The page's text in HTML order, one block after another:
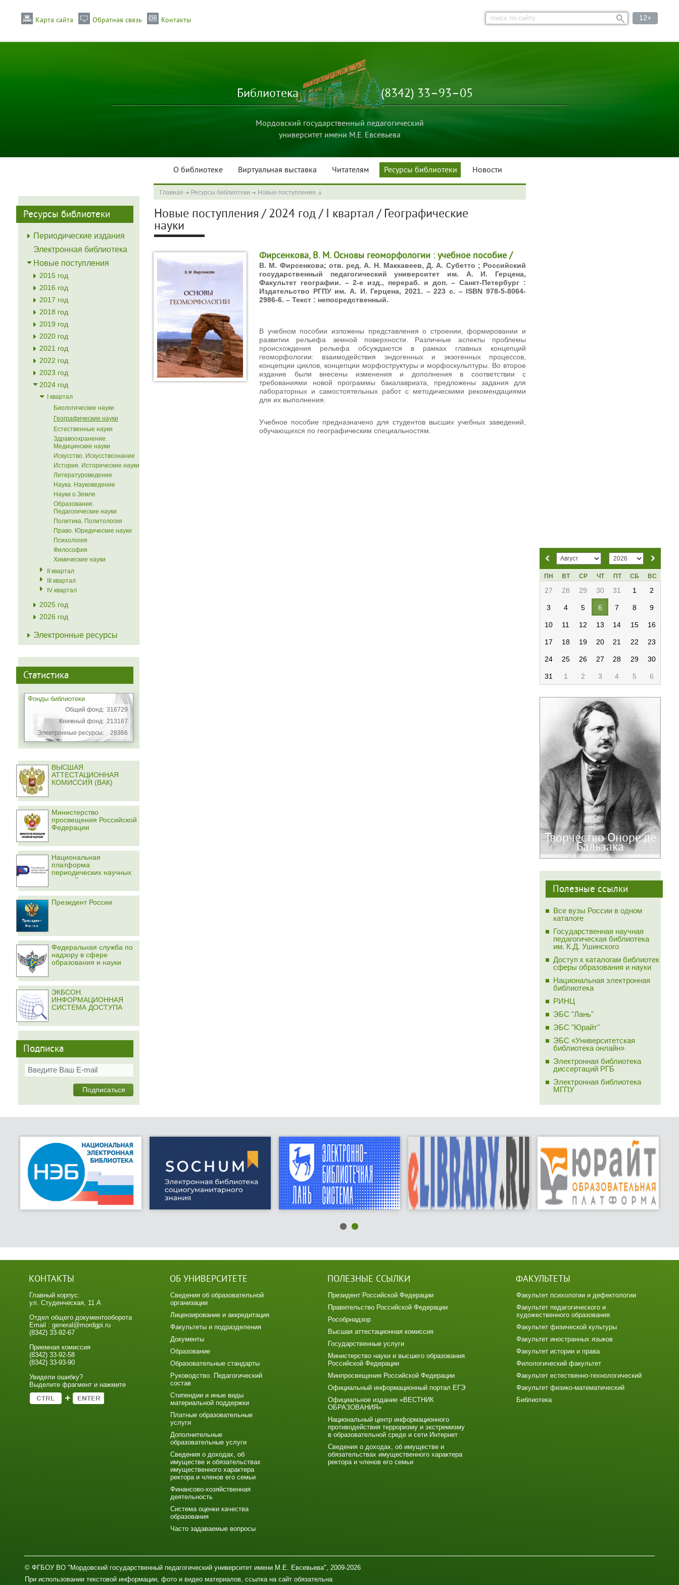
Карта сайта Обратная связь Контакты 12+
Библиотека (8342) 33–93–05
Мордовский государственный педагогический
университет имени М.Е. Евсевьева
О библиотеке Виртуальная выставка Читателям Ресурсы библиотеки Новости
Ресурсы библиотеки
Периодические издания
Электронная библиотека
Новые поступления
2015 год
2016 год
2017 год
2018 год
2019 год
2020 год
2021 год
2022 год
2023 год
2024 год
I квартал
Биологические науки
Географические науки
Естественные науки
Здравоохранение.
Медицинские науки
Искусство. Искусствознание
История. Исторические науки
Литературоведение
Наука. Науковедение
Науки о Земле
Образование.
Педагогические науки
Политика. Политология
Право. Юридические науки
Психология
Философия
Химические науки
II квартал
III квартал
IV квартал
2025 год
2026 год
Электронные ресурсы
Статистика
Фонды библиотеки
Общий фонд: 316729
Книжный фонд: 213187
Электронные ресурсы:
28366
ВЫСШАЯ
АТТЕСТАЦИОННАЯ
КОМИССИЯ (ВАК)
Министерство
просвещения Российской
Федерации
Национальная
платформа
периодических научных
изданий
Президент России
Федеральная служба по
надзору в сфере
образования и науки
ЭКБСОН.
ИНФОРМАЦИОННАЯ
СИСТЕМА ДОСТУПА
Подписка
Главная Ресурсы библиотеки Новые поступления
Новые поступления / 2024 год / I квартал / Географические
науки
Фирсенкова, В. М. Основы геоморфологии : учебное пособие /
В. М. Фирсенкова; отв. ред. А. Н. Маккавеев, Д. А. Субетто ; Российский
государственный педагогический университет им. А. И. Герцена,
Факультет географии. – 2-е изд., перераб. и доп. – Санкт-Петербург :
Издательство РГПУ им. А. И. Герцена, 2021. – 223 с. – ISBN 978-5-8064-
2986-6. – Текст : непосредственный.
В учебном пособии изложены представления о строении, формировании и
развитии рельефа земной поверхности. Различные аспекты проблемы
происхождения рельефа обсуждаются в рамках главных концепций
геоморфологии: взаимодействия эндогенных и экзогенных процессов,
концепции циклов, концепции морфоструктуры и морфоскульптуры. Во второе
издание были внесены изменения и дополнения в соответствии с
требованиями новой программы бакалавриата, предложены задания для
лабораторных и самостоятельных работ с методическими рекомендациями
для их выполнения.
Учебное пособие предназначено для студентов высших учебных заведений,
обучающихся по географическим специальностям.
ПН ВТ СР ЧТ ПТ СБ ВС
27 28 29 30 31 1 2
3 4 5 6 7 8 9
10 11 12 13 14 15 16
17 18 19 20 21 22 23
24 25 26 27 28 29 30
31 1 2 3 4 5 6
Творчество Оноре де
Бальзака
Полезные ссылки
Все вузы России в одном
каталоге
Государственная научная
педагогическая библиотека
им. К.Д. Ушинского
Доступ к каталогам библиотек
сферы образования и науки
Национальная электронная
библиотека
РИНЦ
ЭБС "Лань"
ЭБС "Юрайт"
ЭБС «Университетская
библиотека онлайн»
Электронная библиотека
диссертаций РГБ
Электронная библиотека
МГПУ
КОНТАКТЫ
Главный корпус:
ул. Студенческая, 11 А
Отдел общего документооборота
Email : general@mordgpi.ru
(8342) 33-92-67
Приемная комиссия
(8342) 33-92-58
(8342) 33-93-90
Увидели ошибку?
Выделите фрагмент и нажмите
ОБ УНИВЕРСИТЕТЕ
Сведения об образовательной
организации
Лицензирование и аккредитация
Факультеты и подразделения
Документы
Образование
Образовательные стандарты
Руководство. Педагогический
состав
Стипендии и иные виды
материальной поддержки
Платные образовательные
услуги
Дополнительные
образовательные услуги
Сведения о доходах, об
имуществе и обязательствах
имущественного характера
ректора и членов его семьи
Финансово-хозяйственная
деятельность
Система оценки качества
образования
Часто задаваемые вопросы
ПОЛЕЗНЫЕ ССЫЛКИ
Президент Российской Федерации
Правительство Российской Федерации
Рособрнадзор
Высшая аттестационная комиссия
Государственные услуги
Министерство науки и высшего образования
Российской Федерации
Минпросвещения Российской Федерации
Официальный информационный портал ЕГЭ
Официальное издание «ВЕСТНИК
ОБРАЗОВАНИЯ»
Национальный центр информационного
противодействия терроризму и экстремизму
в образовательной среде и сети Интернет
Сведения о доходах, об имуществе и
обязательствах имущественного характера
ректора и членов его семьи
ФАКУЛЬТЕТЫ
Факультет психологии и дефектологии
Факультет педагогического и
художественного образования
Факультет физической культуры
Факультет иностранных языков
Факультет истории и права
Филологический факультет
Факультет естественно-технологический
Факультет физико-математический
Библиотека
© ФГБОУ ВО "Мордовский государственный педагогический университет имени М.Е. Евсевьева", 2009-2026
При использовании текстовой информации, фото и видео материалов, ссылка на сайт обязательна